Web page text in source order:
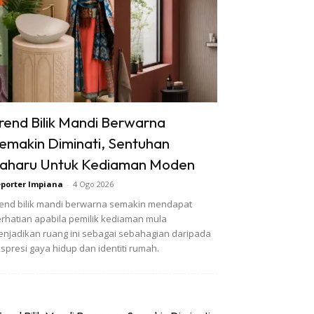
Bilik Mandi Berwarna
Diminati, Sentuhan
Untuk Kediaman Moden
Impiana - 4 Ogo 2026
bilik mandi berwarna semakin mendapat
apabila pemilik kediaman mula
ruang ini sebagai sebahagian daripada
gaya hidup dan identiti rumah.